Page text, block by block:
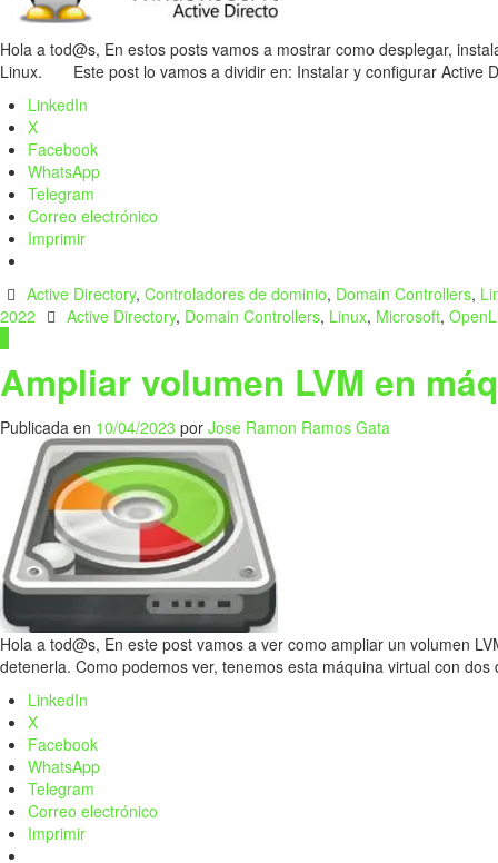
Hola a tod@s, En estos posts vamos a mostrar como desplegar,
Linux. Este post lo vamos a dividir en: Instalar y configurar Active
LinkedIn
X
Facebook
WhatsApp
Telegram
Correo electrónico
Imprimir
Active Directory, Controladores de dominio, Domain Controllers,
2022
Active Directory, Domain Controllers, Linux, Microsoft,
Ampliar volumen LVM en
Publicada en 10/04/2023 por Jose Ramon Ramos Gata
Hola a tod@s, En este post vamos a ver como ampliar un volumen
detenerla. Como podemos ver, tenemos esta máquina virtual con
LinkedIn
X
Facebook
WhatsApp
Telegram
Correo electrónico
Imprimir